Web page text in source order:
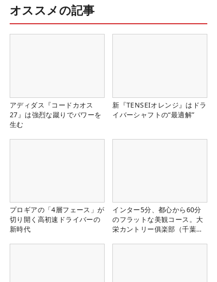
オススメの記事
アディダス『コードカオス
27』は強烈な蹴りでパワーを
生む
新『TENSEIオレンジ』はドラ
イバーシャフトの“最適解”
プロギアの「4層フェース」が
切り開く高初速ドライバーの
新時代
インター5分、都心から60分
のフラットな美観コース。大
栄カントリー俱楽部（千葉